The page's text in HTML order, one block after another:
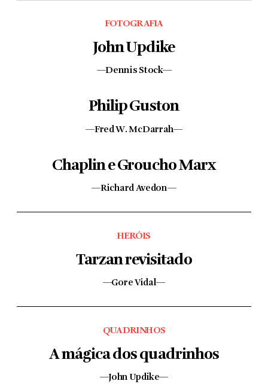
FOTOGRAFIA
John Updike
—Dennis Stock—
Philip Guston
—Fred W. McDarrah—
Chaplin e Groucho Marx
—Richard Avedon—
HERÓIS
Tarzan revisitado
—Gore Vidal—
QUADRINHOS
A mágica dos quadrinhos
—John Updike—